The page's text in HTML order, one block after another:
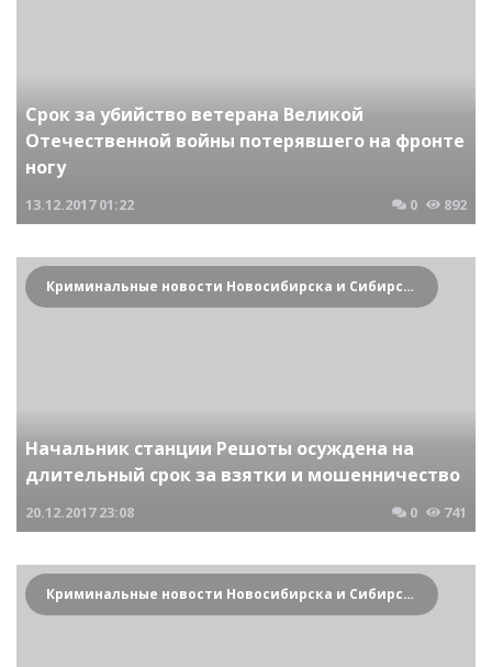
Срок за убийство ветерана Великой
Отечественной войны потерявшего на фронте
ногу
13.12.2017 01:22 0 892
Криминальные новости Новосибирска и Сибирского региона
Начальник станции Решоты осуждена на
длительный срок за взятки и мошенничество
20.12.2017 23:08 0 741
Криминальные новости Новосибирска и Сибирского региона